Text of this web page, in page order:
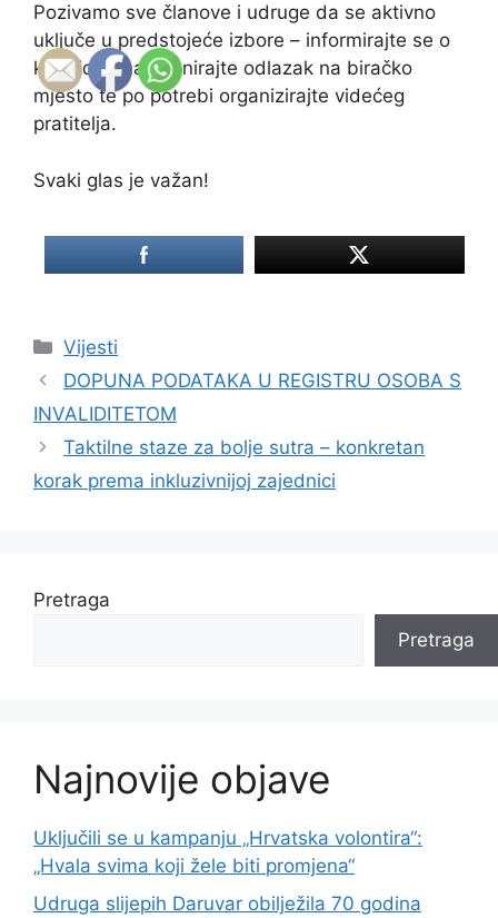
Pozivamo sve članove i udruge da se aktivno
uključe u predstojeće izbore – informirajte se o
kandidatima, planirajte odlazak na biračko
mjesto te po potrebi organizirajte videćeg
pratitelja.
Svaki glas je važan!
Kategorije
Vijesti
DOPUNA PODATAKA U REGISTRU OSOBA S
INVALIDITETOM
Taktilne staze za bolje sutra – konkretan
korak prema inkluzivnijoj zajednici
Pretraga
Pretraga
Najnovije objave
Uključili se u kampanju „Hrvatska volontira“:
„Hvala svima koji žele biti promjena“
Udruga slijepih Daruvar obilježila 70 godina